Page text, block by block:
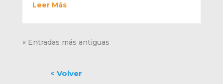
Leer Más
« Entradas más antiguas